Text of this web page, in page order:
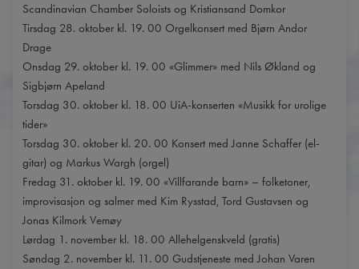
Scandinavian Chamber Soloists og Kristiansand Domkor
Tirsdag 28. oktober kl. 19. 00 Orgelkonsert med Bjørn Andor
Drage
Onsdag 29. oktober kl. 19. 00 «Glimmer» med Nils Økland og
Sigbjørn Apeland
Torsdag 30. oktober kl. 18. 00 UiA-konserten «Musikk for urolige
tider»
Torsdag 30. oktober kl. 20. 00 Konsert med Janne Schaffer (el-
gitar) og Markus Wargh (orgel)
Fredag 31. oktober kl. 19. 00 «Villfarande barn» – folketoner,
improvisasjon og salmer med Kim Rysstad, Tord Gustavsen og
Jonas Kilmork Vemøy
Lørdag 1. november kl. 18. 00 Allehelgenskveld (gratis)
Søndag 2. november kl. 11. 00 Gudstjeneste med Johan Varen